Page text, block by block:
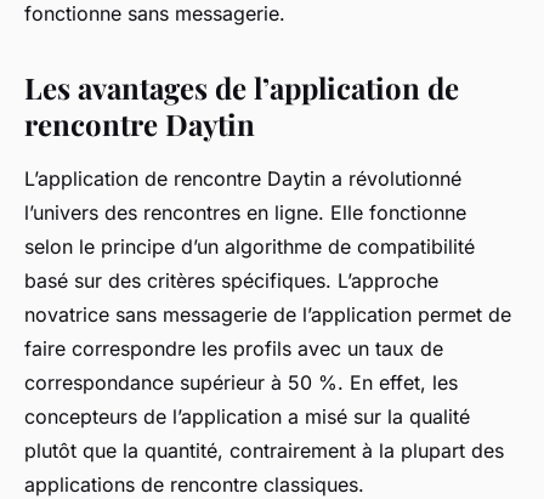
fonctionne sans messagerie.
Les avantages de l’application de
rencontre Daytin
L’application de rencontre Daytin a révolutionné
l’univers des rencontres en ligne. Elle fonctionne
selon le principe d’un algorithme de compatibilité
basé sur des critères spécifiques. L’approche
novatrice sans messagerie de l’application permet de
faire correspondre les profils avec un taux de
correspondance supérieur à 50 %. En effet, les
concepteurs de l’application a misé sur la qualité
plutôt que la quantité, contrairement à la plupart des
applications de rencontre classiques.